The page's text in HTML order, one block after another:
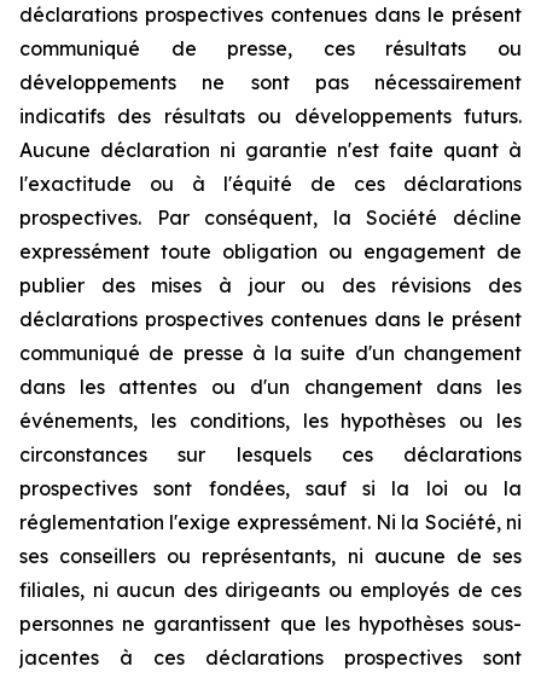
déclarations prospectives contenues dans le présent
communiqué de presse, ces résultats ou
développements ne sont pas nécessairement
indicatifs des résultats ou développements futurs.
Aucune déclaration ni garantie n'est faite quant à
l'exactitude ou à l'équité de ces déclarations
prospectives. Par conséquent, la Société décline
expressément toute obligation ou engagement de
publier des mises à jour ou des révisions des
déclarations prospectives contenues dans le présent
communiqué de presse à la suite d'un changement
dans les attentes ou d'un changement dans les
événements, les conditions, les hypothèses ou les
circonstances sur lesquels ces déclarations
prospectives sont fondées, sauf si la loi ou la
réglementation l'exige expressément. Ni la Société, ni
ses conseillers ou représentants, ni aucune de ses
filiales, ni aucun des dirigeants ou employés de ces
personnes ne garantissent que les hypothèses sous-
jacentes à ces déclarations prospectives sont